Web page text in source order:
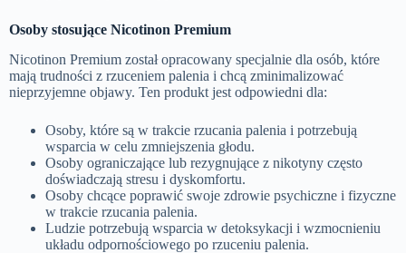
Osoby stosujące Nicotinon Premium
Nicotinon Premium został opracowany specjalnie dla osób, które
mają trudności z rzuceniem palenia i chcą zminimalizować
nieprzyjemne objawy. Ten produkt jest odpowiedni dla:
Osoby, które są w trakcie rzucania palenia i potrzebują
wsparcia w celu zmniejszenia głodu.
Osoby ograniczające lub rezygnujące z nikotyny często
doświadczają stresu i dyskomfortu.
Osoby chcące poprawić swoje zdrowie psychiczne i fizyczne
w trakcie rzucania palenia.
Ludzie potrzebują wsparcia w detoksykacji i wzmocnieniu
układu odpornościowego po rzuceniu palenia.